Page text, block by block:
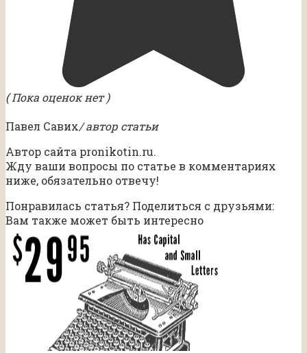
( Пока оценок нет )
Павел Савих/ автор статьи
Автор сайта pronikotin.ru.
Жду ваши вопросы по статье в комментариях
ниже, обязательно отвечу!
Понравилась статья? Поделиться с друзьями:
Вам также может быть интересно